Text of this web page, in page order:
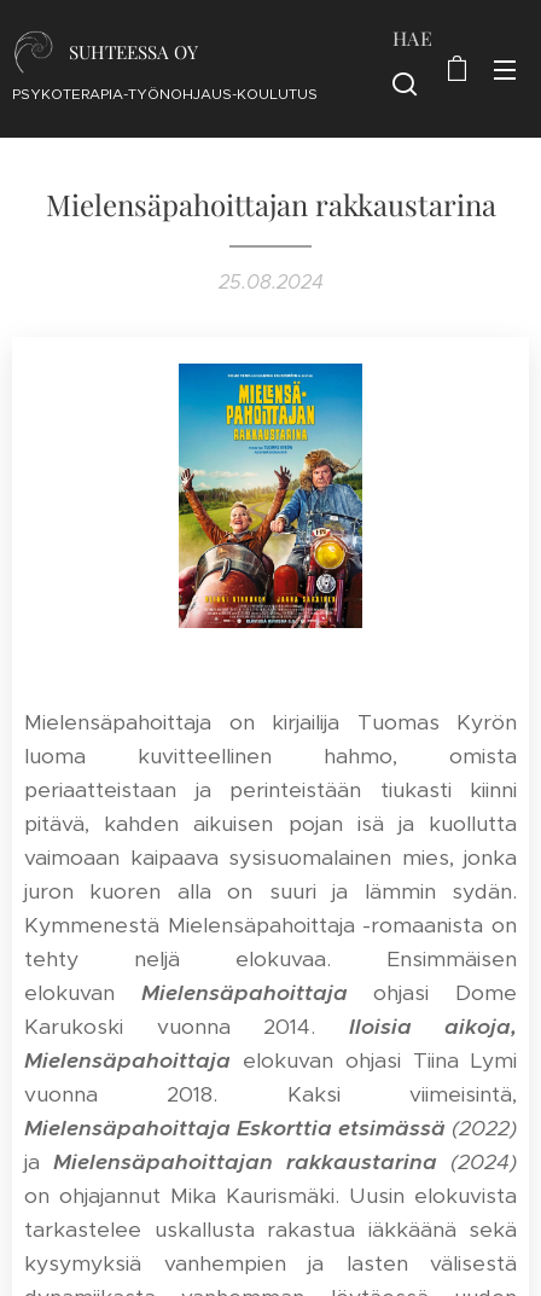
SUHTEESSA OY
PSYKOTERAPIA-TYÖNOHJAUS-KOULUTUS
HAE
Mielensäpahoittajan rakkaustarina
25.08.2024
Mielensäpahoittaja on kirjailija Tuomas Kyrön
luoma kuvitteellinen hahmo, omista
periaatteistaan ja perinteistään tiukasti kiinni
pitävä, kahden aikuisen pojan isä ja kuollutta
vaimoaan kaipaava sysisuomalainen mies, jonka
juron kuoren alla on suuri ja lämmin sydän.
Kymmenestä Mielensäpahoittaja -romaanista on
tehty neljä elokuvaa. Ensimmäisen
elokuvan Mielensäpahoittajaohjasi Dome
Karukoski vuonna 2014. Iloisia aikoja,
Mielensäpahoittaja elokuvan ohjasi Tiina Lymi
vuonna 2018. Kaksi viimeisintä,
Mielensäpahoittaja Eskorttia etsimässä (2022)
ja Mielensäpahoittajan rakkaustarina (2024)
on ohjajannut Mika Kaurismäki. Uusin elokuvista
tarkastelee uskallusta rakastua iäkkäänä sekä
kysymyksiä vanhempien ja lasten välisestä